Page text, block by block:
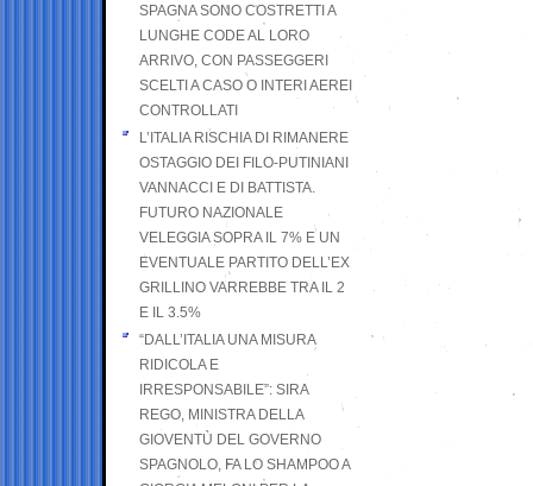
SPAGNA SONO COSTRETTI A
LUNGHE CODE AL LORO
ARRIVO, CON PASSEGGERI
SCELTI A CASO O INTERI AEREI
CONTROLLATI
L’ITALIA RISCHIA DI RIMANERE
OSTAGGIO DEI FILO-PUTINIANI
VANNACCI E DI BATTISTA.
FUTURO NAZIONALE
VELEGGIA SOPRA IL 7% E UN
EVENTUALE PARTITO DELL’EX
GRILLINO VARREBBE TRA IL 2
E IL 3.5%
“DALL’ITALIA UNA MISURA
RIDICOLA E
IRRESPONSABILE”: SIRA
REGO, MINISTRA DELLA
GIOVENTÙ DEL GOVERNO
SPAGNOLO, FA LO SHAMPOO A